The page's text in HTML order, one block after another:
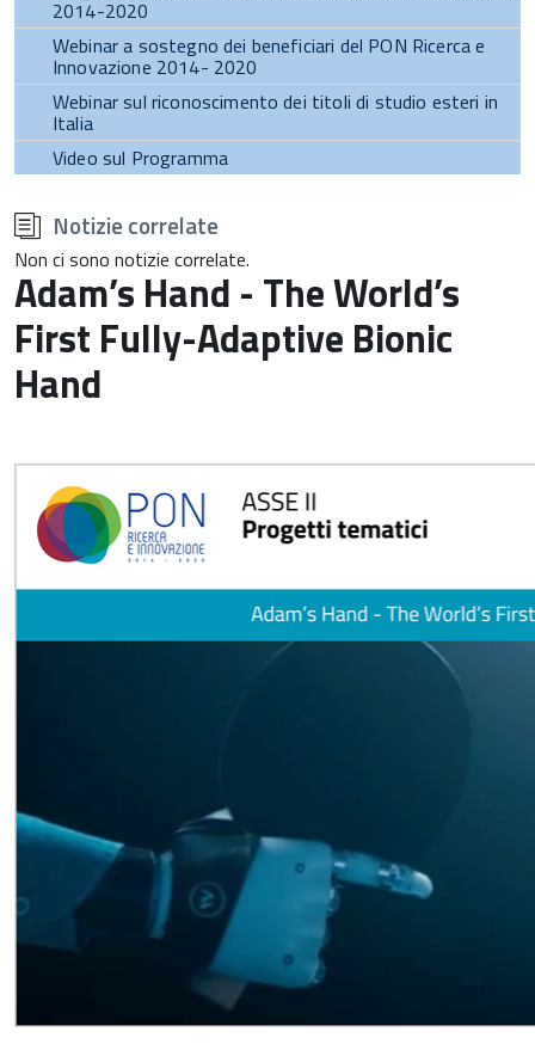
2014-2020
Webinar a sostegno dei beneficiari del PON Ricerca e
Innovazione 2014- 2020
Webinar sul riconoscimento dei titoli di studio esteri in
Italia
Video sul Programma
all'inizio
del
contenuto
Notizie correlate
Non ci sono notizie correlate.
Adam’s Hand - The World’s
First Fully-Adaptive Bionic
Hand